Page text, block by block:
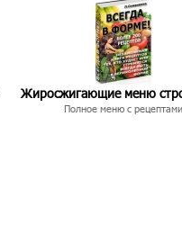
Жиросжигающие меню
Полное меню с рецептами